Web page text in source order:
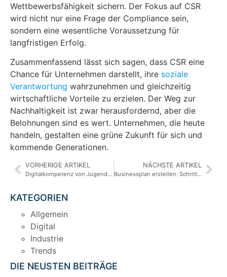
Wettbewerbsfähigkeit sichern. Der Fokus auf CSR
wird nicht nur eine Frage der Compliance sein,
sondern eine wesentliche Voraussetzung für
langfristigen Erfolg.
Zusammenfassend lässt sich sagen, dass CSR eine
Chance für Unternehmen darstellt, ihre soziale
Verantwortung wahrzunehmen und gleichzeitig
wirtschaftliche Vorteile zu erzielen. Der Weg zur
Nachhaltigkeit ist zwar herausfordernd, aber die
Belohnungen sind es wert. Unternehmen, die heute
handeln, gestalten eine grüne Zukunft für sich und
kommende Generationen.
VORHERIGE ARTIKEL
Digitalkompetenz von Jugendlichen: Alarmierende Defizite und ihre Folgen
NÄCHSTE ARTIKEL
Businessplan erstellen: Schritt-für-Schritt-Anleitung für den Erfolg
KATEGORIEN
Allgemein
Digital
Industrie
Trends
DIE NEUSTEN BEITRÄGE